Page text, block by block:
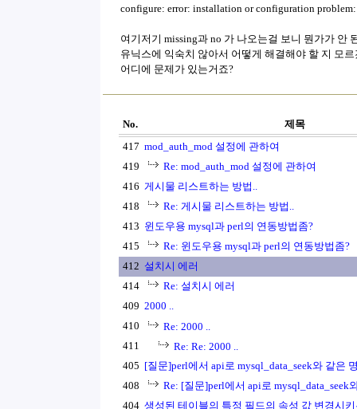
configure: error: installation or configuration
여기저기 missing과 no 가 나오는걸 보니 뭔가가 안
유닉스에 익숙치 않아서 어떻게 해결해야 할 지 모
어디에 문제가 있는거죠?
No.
제목
417 mod_auth_mod 설정에 관하여
419
Re: mod_auth_mod 설정에 관하여
416 게시물 리스트하는 방법..
418
Re: 게시물 리스트하는 방법..
413 윈도우용 mysql과 perl의 연동방법좀?
415
Re: 윈도우용 mysql과 perl의 연동방법좀?
412 설치시 에러
414
Re: 설치시 에러
409 2000 ..
410
Re: 2000 ..
411
Re: Re: 2000 ..
405 [질문]perl에서 api로 mysql_data_seek와 같은
408
Re: [질문]perl에서 api로 mysql_data_seek
404 생성된 테이블의 특정 필드의 속성 값 변경시키